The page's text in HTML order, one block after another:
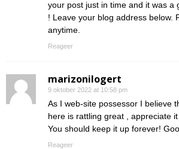
your post just in time and it was a
! Leave your blog address below.
anytime.
Reageer
marizonilogert
9 oktober 2022 at 10:58 pm
As I web-site possessor I believe
here is rattling great , appreciate
You should keep it up forever!
Reageer